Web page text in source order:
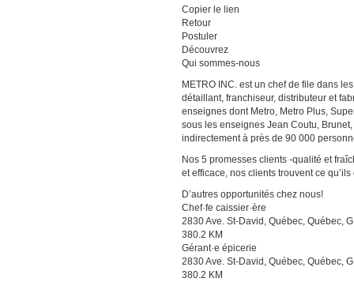
Copier le lien
Retour
Postuler
Découvrez
Qui sommes-nous
METRO INC. est un chef de file dans
détaillant, franchiseur, distributeur et
enseignes dont Metro, Metro Plus,
sous les enseignes Jean Coutu,
indirectement à près de 90 000
Nos 5 promesses clients -qualité et
et efficace, nos clients trouvent ce
D’autres opportunités chez nous!
Chef·fe caissier·ère
2830 Ave. St-David, Québec, Québec,
380.2 KM
Gérant·e épicerie
2830 Ave. St-David, Québec, Québec,
380.2 KM